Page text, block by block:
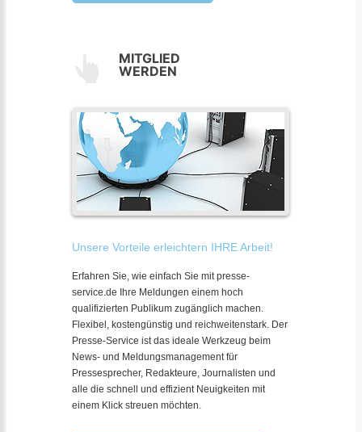
MITGLIED
WERDEN
Unsere Vorteile erleichtern IHRE Arbeit!
Erfahren Sie, wie einfach Sie mit presse-
service.de Ihre Meldungen einem hoch
qualifizierten Publikum zugänglich machen.
Flexibel, kostengünstig und reichweitenstark. Der
Presse-Service ist das ideale Werkzeug beim
News- und Meldungsmanagement für
Pressesprecher, Redakteure, Journalisten und
alle die schnell und effizient Neuigkeiten mit
einem Klick streuen möchten.